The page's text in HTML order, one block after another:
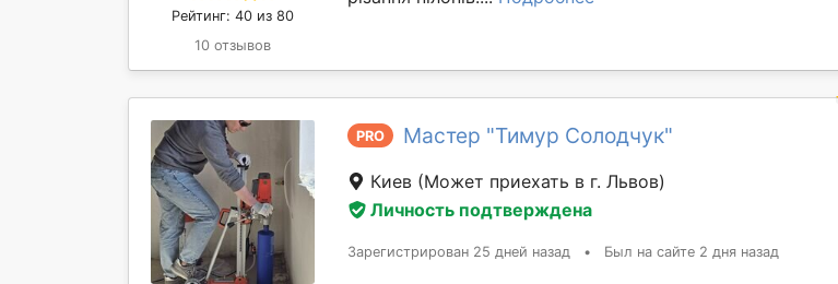
Рейтинг: 40 из 80
10 отзывов
PRO Мастер "Тимур Солодчук"
Киев (Может приехать в г. Львов)
Личность подтверждена
Зарегистрирован 25 дней назад • Был на сайте 2 дня назад